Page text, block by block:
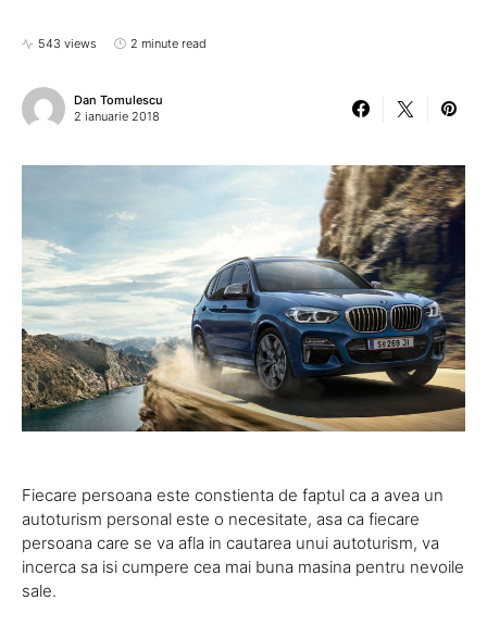
543 views 2 minute read
Dan Tomulescu
2 ianuarie 2018
Fiecare persoana este constienta de faptul ca a avea un
autoturism personal este o necesitate, asa ca fiecare
persoana care se va afla in cautarea unui autoturism, va
incerca sa isi cumpere cea mai buna masina pentru nevoile
sale.